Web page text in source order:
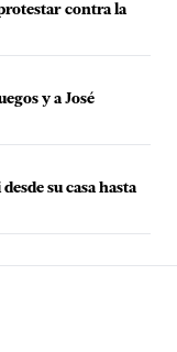
contra la
y a José
su casa hasta